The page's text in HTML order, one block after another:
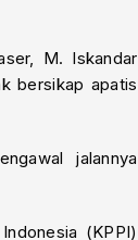
M. Iskandar
bersikap apatis
jalannya
(KPPI)